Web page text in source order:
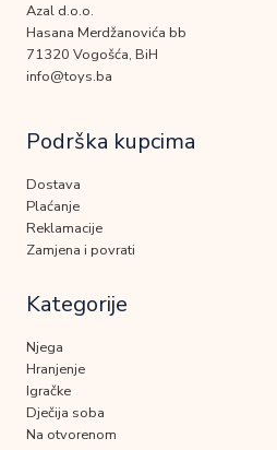
Azal d.o.o.
Hasana Merdžanovića bb
71320 Vogošća, BiH
info@toys.ba
Podrška kupcima
Dostava
Plaćanje
Reklamacije
Zamjena i povrati
Kategorije
Njega
Hranjenje
Igračke
Dječija soba
Na otvorenom